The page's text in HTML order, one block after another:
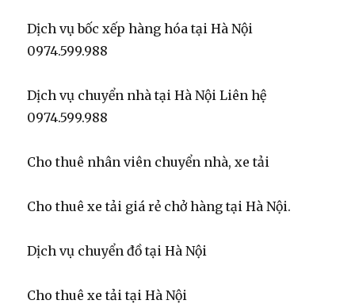
Dịch vụ bốc xếp hàng hóa tại Hà Nội
0974.599.988
Dịch vụ chuyển nhà tại Hà Nội Liên hệ
0974.599.988
Cho thuê nhân viên chuyển nhà, xe tải
Cho thuê xe tải giá rẻ chở hàng tại Hà Nội.
Dịch vụ chuyển đồ tại Hà Nội
Cho thuê xe tải tại Hà Nội